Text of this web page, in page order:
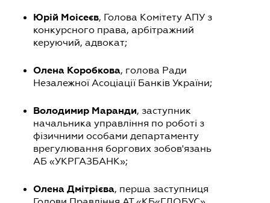
Юрій Моісеєв, Голова Комітету АПУ з
конкурсного права, арбітражний
керуючий, адвокат;
Олена Коробкова, голова Ради
Незалежної Асоціації Банків України;
Володимир Маранди, заступник
начальника управління по роботі з
фізичними особами департаменту
врегулювання боргових зобов'язань
АБ «УКРГАЗБАНК»;
Олена Дмітрієва, перша заступниця